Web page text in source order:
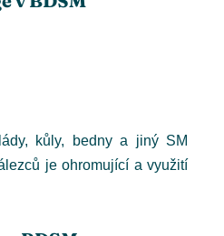
kůly, bedny a jiný SM
je ohromující a využití